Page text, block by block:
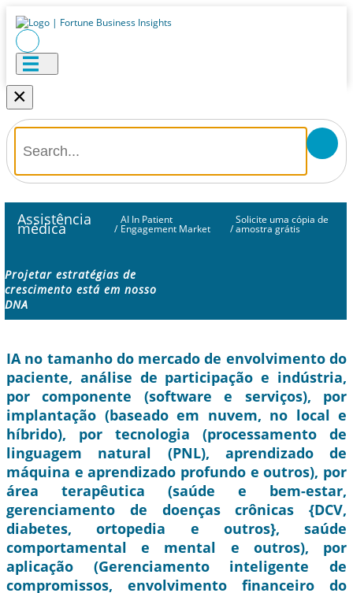
×
Assistência
médica /
AI In Patient
Engagement Market /
Solicite uma cópia de
amostra grátis
Projetar estratégias de
crescimento está em nosso
DNA
IA no tamanho do mercado de envolvimento do
paciente, análise de participação e indústria,
por componente (software e serviços), por
implantação (baseado em nuvem, no local e
híbrido), por tecnologia (processamento de
linguagem natural (PNL), aprendizado de
máquina e aprendizado profundo e outros), por
área terapêutica (saúde e bem-estar,
gerenciamento de doenças crônicas {DCV,
diabetes, ortopedia e outros}, saúde
comportamental e mental e outros), por
aplicação (Gerenciamento inteligente de
compromissos, envolvimento financeiro do